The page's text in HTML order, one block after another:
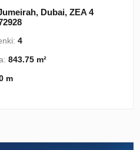
Dubai, ZEA 4
4
843.75 m²
m